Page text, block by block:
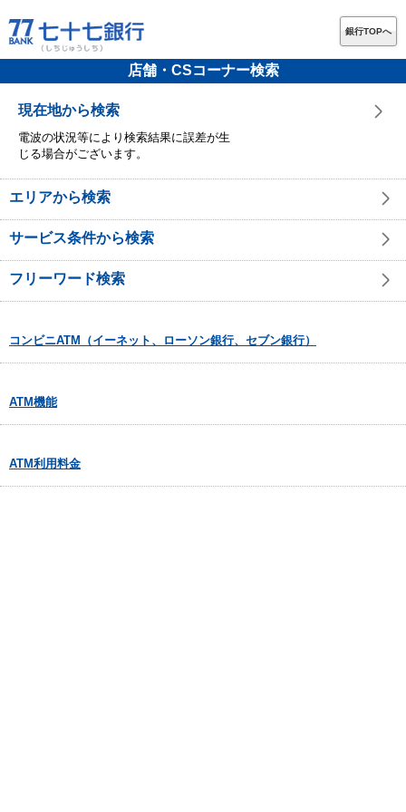
銀行TOPへ
店舗・CSコーナー検索
現在地から検索
電波の状況等により検索結果に誤差が生
じる場合がございます。
エリアから検索
サービス条件から検索
フリーワード検索
コンビニATM（イーネット、ローソン銀行、セブン銀行）
ATM機能
ATM利用料金